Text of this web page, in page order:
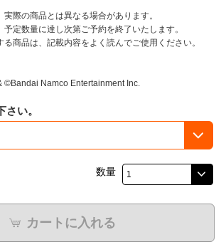
園スクールアイドル同好会
スター!!
際の商品とは異なる場合があります。
定数量に達し次第ご予約を終了いたします。
商品は、記載内容をよく読んでご使用ください。
©Bandai Namco Entertainment Inc.
い。
数量
カートに入れる